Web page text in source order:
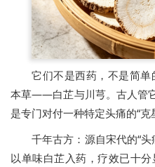
它们不是西药，不是简
本草——白芷与川芎。古人管
是专门对付一种特定头痛的“克
千年古方：源自宋代的“
以单味白芷入药，疗效已十